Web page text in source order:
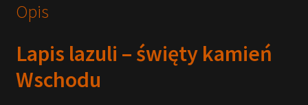
Opis
Lapis lazuli – święty kamień
Wschodu